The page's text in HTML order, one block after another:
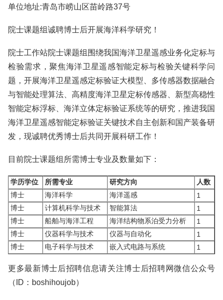
单位地址:青岛市崂山区苗岭路37号
院士课题组诚聘博士后开展海洋科学研究！
院士工作站院士课题组围绕我国海洋卫星遥感业务化定标与
检验需求，聚焦海洋卫星遥感智能定标与检验关键科学问
题，开展海洋卫星遥感定标验证大模型、多传感器数据融合
与智能处理算法、高精度海洋卫星定标传感器、新型高稳性
智能定标浮标、海洋立体定标验证系统等的研究，推进我国
海洋卫星遥感智能定标验证关键技术自主创新和国产装备研
发，现诚聘优秀博士后共同开展科研工作！
目前院士课题组所需博士专业及数量如下：
学历学位 所需专业 研究方向
人数
博士
海洋科学 海洋遥感
1
博士
计算机科学与技术 智能算法
1
博士
船舶与海洋工程 海洋结构物系泊受力分析
1
博士
仪器科学与技术 仪器与自动化
1
博士
电子科学与技术 嵌入式电路与系统 1
更多最新博士后招聘信息请关注博士后招聘网微信公众号
（ID：boshihoujob）